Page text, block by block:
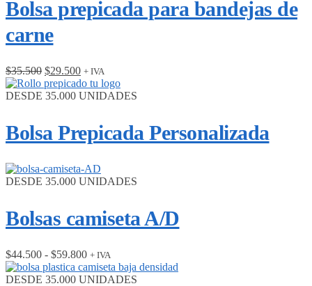
hasta
$28.000
Bolsa prepicada para bandejas de
carne
$35.500 El
precio
original
$29.500El
precio
actual
+ IVA
DESDE 35.000 UNIDADES
Bolsa Prepicada Personalizada
DESDE 35.000 UNIDADES
Bolsas camiseta A/D
$44.500 - $59.800Rango
de
precios:
+ IVA
DESDE 35.000 UNIDADES